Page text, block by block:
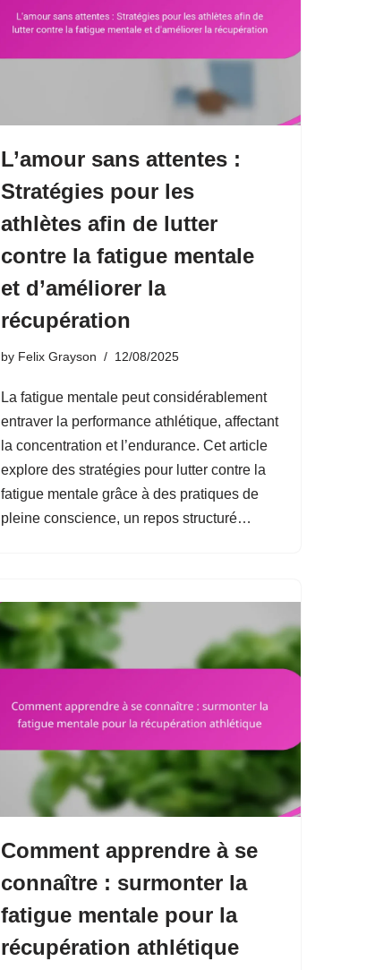
L’amour sans attentes :
Stratégies pour les
athlètes afin de lutter
contre la fatigue mentale
et d’améliorer la
récupération
by Felix Grayson 12/08/2025
La fatigue mentale peut considérablement
entraver la performance athlétique, affectant
la concentration et l’endurance. Cet article
explore des stratégies pour lutter contre la
fatigue mentale grâce à des pratiques de
pleine conscience, un repos structuré…
Comment apprendre à se
connaître : surmonter la
fatigue mentale pour la
récupération athlétique